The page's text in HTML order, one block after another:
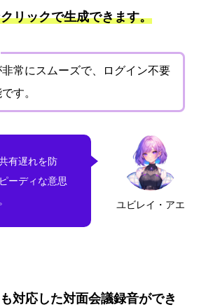
リックで生成できます。
常にスムーズで、ログイン不要
す。
ユビレイ・アエ
有遅れを防
ーディな意思
対応した対面会議録音ができ